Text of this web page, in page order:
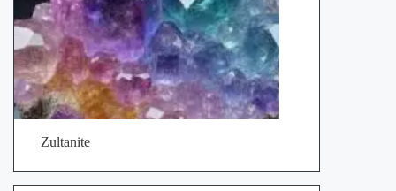
Zultanite